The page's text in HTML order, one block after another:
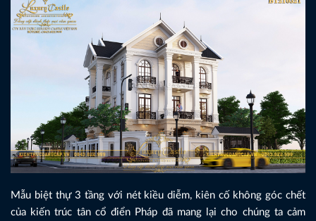
Mẫu biệt thự 3 tầng với nét kiều diễm, kiên cố không góc chết
của kiến trúc tân cổ điển Pháp đã mang lại cho chúng ta cảm